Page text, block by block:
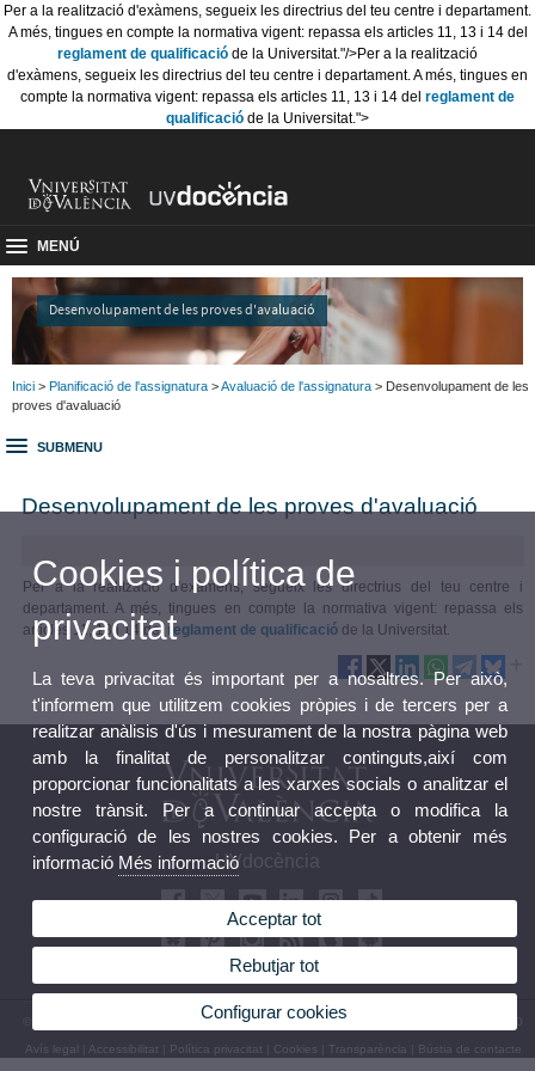
Per a la realització d'exàmens, segueix les directrius del teu centre i departament.
A més, tingues en compte la normativa vigent: repassa els articles 11, 13 i 14 del
reglament de qualificació de la Universitat."/>Per a la realització
d'exàmens, segueix les directrius del teu centre i departament. A més, tingues en
compte la normativa vigent: repassa els articles 11, 13 i 14 del reglament de
qualificació de la Universitat.">
MENÚ
Desenvolupament de les proves d'avaluació
Inici > Planificació de l'assignatura >Avaluació de l'assignatura > Desenvolupament de les
proves d'avaluació
SUBMENU
Desenvolupament de les proves d'avaluació
Per a la realització d'exàmens, segueix les directrius del teu centre i
departament. A més, tingues en compte la normativa vigent: repassa els
articles 11, 13 i 14 del reglament de qualificació de la Universitat.
UVdocència
© 2026 UV. - Av. Blasco Ibáñez, 13. 46010 València. Espanya. Tel UV: (+34) 963 86 41 00
Avís legal Accessibilitat Política privacitat Cookies Transparència Bústia de contacte
Cookies i política de
privacitat
La teva privacitat és important per a nosaltres. Per això,
t'informem que utilitzem cookies pròpies i de tercers per a
realitzar anàlisis d'ús i mesurament de la nostra pàgina web
amb la finalitat de personalitzar continguts,així com
proporcionar funcionalitats a les xarxes socials o analitzar el
nostre trànsit. Per a continuar accepta o modifica la
configuració de les nostres cookies. Per a obtenir més
informació Més informació
Acceptar tot
Rebutjar tot
Configurar cookies